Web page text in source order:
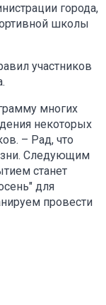
города,
школы
участников
многих
некоторых
– Рад, что
Следующим
станет
для
провести